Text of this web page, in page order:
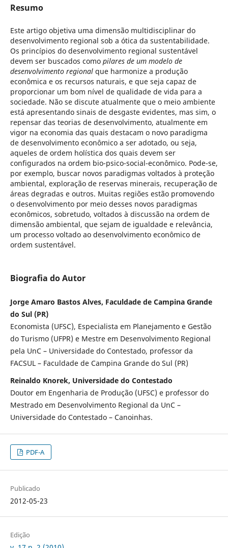
Resumo
Este artigo objetiva uma dimensão multidisciplinar do
desenvolvimento regional sob a ótica da sustentabilidade.
Os princípios do desenvolvimento regional sustentável
devem ser buscados como pilares de um modelo de
desenvolvimento regionalque harmonize a produção
econômica e os recursos naturais, e que seja capaz de
proporcionar um bom nível de qualidade de vida para a
sociedade. Não se discute atualmente que o meio ambiente
está apresentando sinais de desgaste evidentes, mas sim, o
repensar das teorias de desenvolvimento, atualmente em
vigor na economia das quais destacam o novo paradigma
de desenvolvimento econômico a ser adotado, ou seja,
aqueles de ordem holística dos quais devem ser
configurados na ordem bio-psico-social-econômico. Pode-se,
por exemplo, buscar novos paradigmas voltados à proteção
ambiental, exploração de reservas minerais, recuperação de
áreas degradas e outros. Muitas regiões estão promovendo
o desenvolvimento por meio desses novos paradigmas
econômicos, sobretudo, voltados à discussão na ordem de
dimensão ambiental, que sejam de igualdade e relevância,
um processo voltado ao desenvolvimento econômico de
ordem sustentável.
Biografia do Autor
Jorge Amaro Bastos Alves, Faculdade de Campina Grande
do Sul (PR)
Economista (UFSC), Especialista em Planejamento e Gestão
do Turismo (UFPR) e Mestre em Desenvolvimento Regional
pela UnC – Universidade do Contestado, professor da
FACSUL – Faculdade de Campina Grande do Sul (PR)
Reinaldo Knorek, Universidade do Contestado
Doutor em Engenharia de Produção (UFSC) e professor do
Mestrado em Desenvolvimento Regional da UnC –
Universidade do Contestado – Canoinhas.
PDF-A
Publicado
2012-05-23
Edição